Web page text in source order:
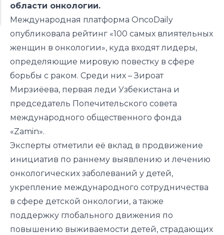
области онкологии.
Международная платформа OncoDaily
опубликовала рейтинг «100 самых влиятельных
женщин в онкологии», куда входят лидеры,
определяющие мировую повестку в сфере
борьбы с раком. Среди них – Зироат
Мирзиёева, первая леди Узбекистана и
председатель Попечительского совета
международного общественного фонда
«Zamin».
Эксперты отметили её вклад в продвижение
инициатив по раннему выявлению и лечению
онкологических заболеваний у детей,
укрепление международного сотрудничества
в сфере детской онкологии, а также
поддержку глобального движения по
повышению выживаемости детей, страдающих